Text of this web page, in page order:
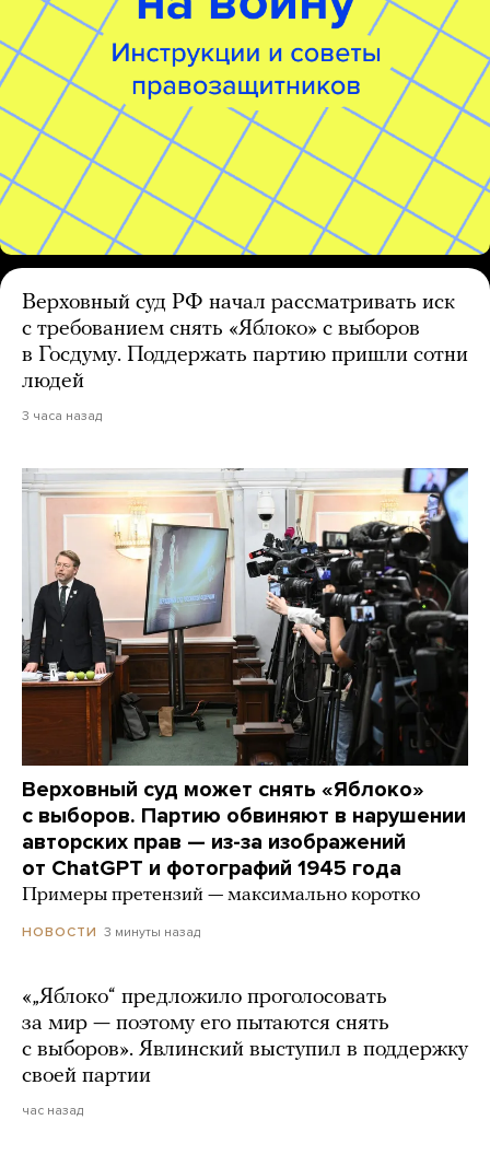
Верховный суд РФ начал рассматривать иск
с требованием снять «Яблоко» с выборов
в Госдуму. Поддержать партию пришли сотни
людей
3 часа назад
Верховный суд может снять «Яблоко»
с выборов. Партию обвиняют в нарушении
авторских прав — из-за изображений
от ChatGPT и фотографий 1945 года
Примеры претензий — максимально коротко
НОВОСТИ 3 минуты назад
«„Яблоко“ предложило проголосовать
за мир — поэтому его пытаются снять
с выборов». Явлинский выступил в поддержку
своей партии
час назад